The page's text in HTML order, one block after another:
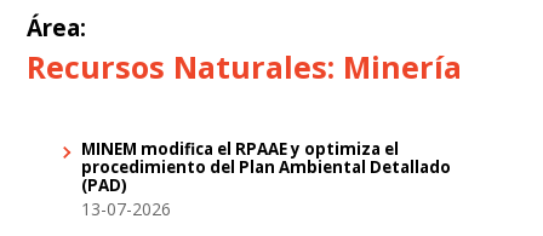
Área:
Recursos Naturales: Minería
MINEM modifica el RPAAE y optimiza el
procedimiento del Plan Ambiental Detallado
(PAD)
13-07-2026